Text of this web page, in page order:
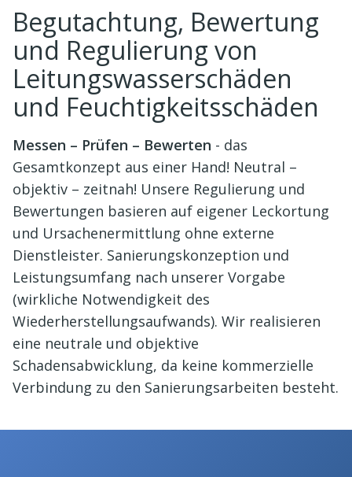
Begutachtung, Bewertung
und Regulierung von
Leitungswasserschäden
und Feuchtigkeitsschäden
Messen – Prüfen – Bewerten - das
Gesamtkonzept aus einer Hand! Neutral –
objektiv – zeitnah! Unsere Regulierung und
Bewertungen basieren auf eigener Leckortung
und Ursachenermittlung ohne externe
Dienstleister. Sanierungskonzeption und
Leistungsumfang nach unserer Vorgabe
(wirkliche Notwendigkeit des
Wiederherstellungsaufwands). Wir realisieren
eine neutrale und objektive
Schadensabwicklung, da keine kommerzielle
Verbindung zu den Sanierungsarbeiten besteht.